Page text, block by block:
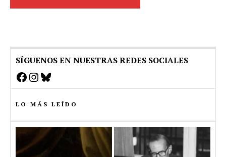
SÍGUENOS EN NUESTRAS REDES SOCIALES
Facebook
Instagram
Bluesky
LO MÁS LEÍDO